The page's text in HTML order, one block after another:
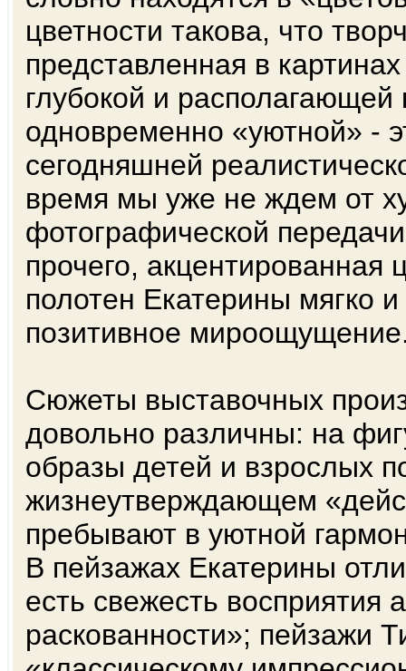
цветности такова, что
представленная в
глубокой и
одновременно «уютной» -
сегодняшней
время мы уже не ждем от
фотографической
прочего, акцентированная
полотен Екатерины мягко
позитивное
Сюжеты выставочных
довольно различны: на
образы детей и взрослых
жизнеутверждающем
пребывают в уютной
В пейзажах Екатерины
есть свежесть восприятия
раскованности»; пейзажи